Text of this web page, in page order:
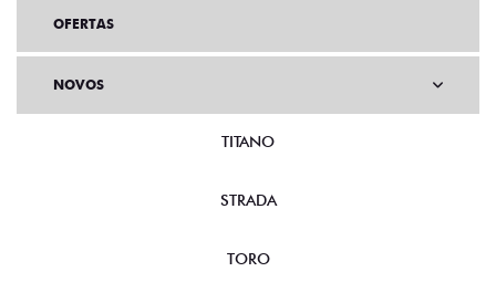
OFERTAS
NOVOS
TITANO
STRADA
TORO